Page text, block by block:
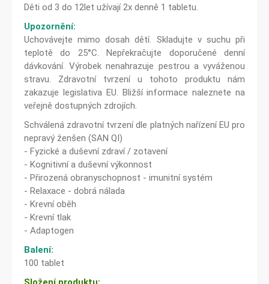
Děti od 3 do 12let užívají 2x denně 1 tabletu.
Upozornění:
Uchovávejte mimo dosah dětí. Skladujte v suchu při
teplotě do 25°C. Nepřekračujte doporučené denní
dávkování. Výrobek nenahrazuje pestrou a vyváženou
stravu. Zdravotní tvrzení u tohoto produktu nám
zakazuje legislativa EU. Bližší informace naleznete na
veřejně dostupných zdrojích.
Schválená zdravotní tvrzení dle platných nařízení EU pro
nepravý ženšen (SAN QI)
- Fyzické a duševní zdraví / zotavení
- Kognitivní a duševní výkonnost
- Přirozená obranyschopnost - imunitní systém
- Relaxace - dobrá nálada
- Krevní oběh
- Krevní tlak
- Adaptogen
Balení:
100 tablet